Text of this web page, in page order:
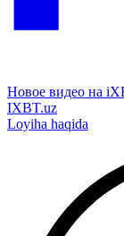
Новое видео на
IXBT.uz
Loyiha haqida